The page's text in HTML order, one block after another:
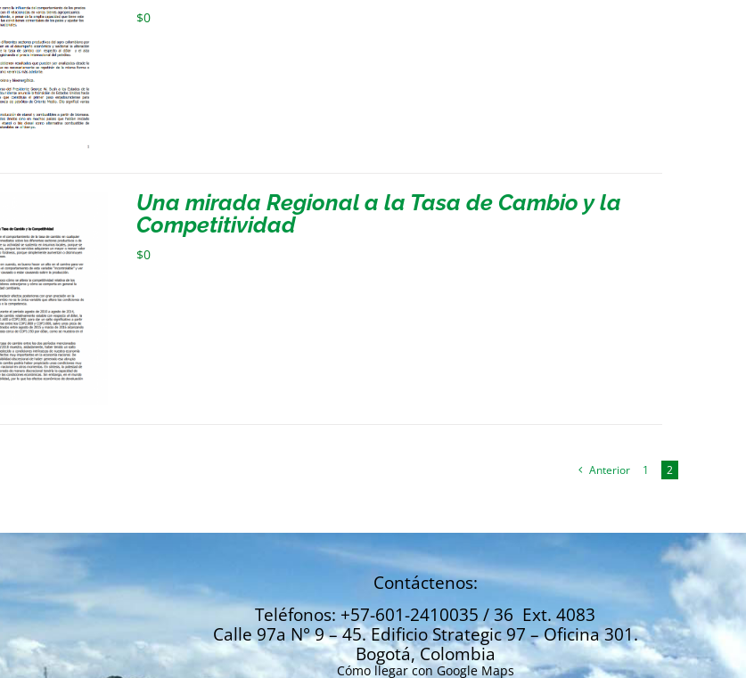
$0
Una mirada Regional a la Tasa de Cambio y la
Competitividad
$0
Anterior 1 2
Contáctenos:
Teléfonos: +57-601-2410035 / 36 Ext. 4083
Calle 97a N° 9 – 45. Edificio Strategic 97 – Oficina 301.
Bogotá, Colombia
Cómo llegar con Google Maps